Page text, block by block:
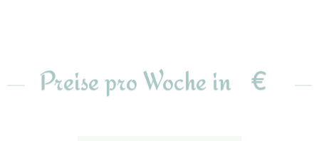
Preise pro Woche in €